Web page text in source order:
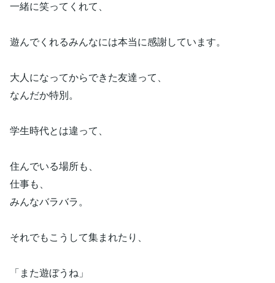
一緒に笑ってくれて、
遊んでくれるみんなには本当に感謝しています。
大人になってからできた友達って、
なんだか特別。
学生時代とは違って、
住んでいる場所も、
仕事も、
みんなバラバラ。
それでもこうして集まれたり、
「また遊ぼうね」